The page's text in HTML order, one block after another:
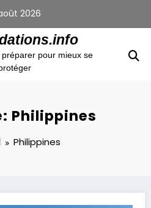
2026
pour mieux se
Philippines
Philippines